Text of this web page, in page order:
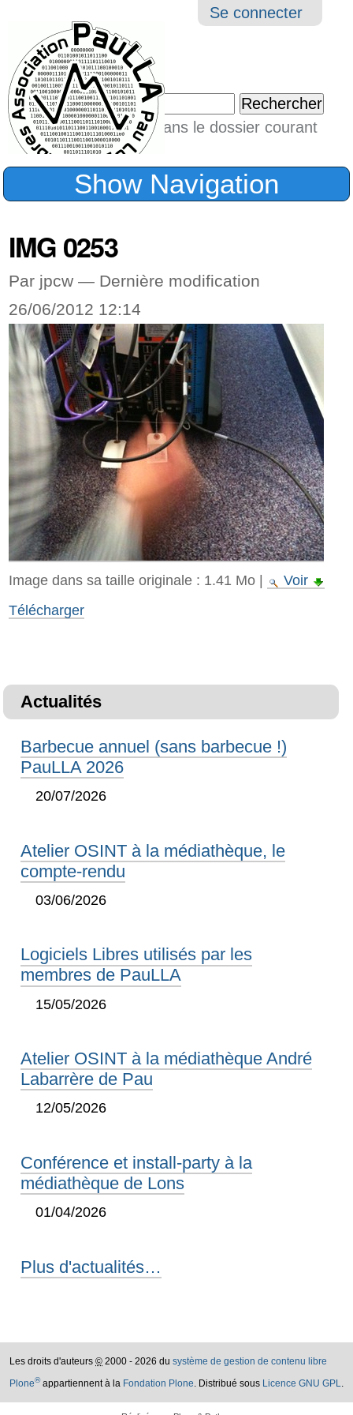
Outils
Se connecter
Chercher par
Seulement dans le dossier courant
Recherche
Show Navigation
IMG 0253
Par jpcw — Dernière modification
26/06/2012 12:14
Image dans sa taille originale : 1.41 Mo|
Voir
Télécharger
Actualités
Barbecue annuel (sans barbecue !)
PauLLA 2026
20/07/2026
Atelier OSINT à la médiathèque, le
compte-rendu
03/06/2026
Logiciels Libres utilisés par les
membres de PauLLA
15/05/2026
Atelier OSINT à la médiathèque André
Labarrère de Pau
12/05/2026
Conférence et install-party à la
médiathèque de Lons
01/04/2026
Plus d'actualités…
Les droits d'auteurs © 2000 - 2026 du système de gestion de contenu libre
Plone®appartiennent à la Fondation Plone. Distribué sous Licence GNU GPL.